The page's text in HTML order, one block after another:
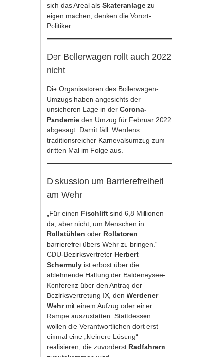
sich das Areal alsSkateranlagezu
eigen machen, denken die Vorort-
Politiker.
Der Bollerwagen rollt auch 2022
nicht
Die Organisatoren des Bollerwagen-
Umzugs haben angesichts der
unsicheren Lage in derCorona-
Pandemieden Umzug für Februar 2022
abgesagt. Damit fällt Werdens
traditionsreicher Karnevalsumzug zum
dritten Mal im Folge aus.
Diskussion um Barrierefreiheit
am Wehr
„Für einen Fischlift sind 6,8 Millionen
da, aber nicht, um Menschen in
Rollstühlenoder Rollatoren
barrierefrei übers Wehr zu bringen.“
CDU-Bezirksvertreter Herbert
Schermuly ist erbost über die
ablehnende Haltung der Baldeneysee-
Konferenz über den Antrag der
Bezirksvertretung IX, denWerdener
Wehr mit einem Aufzug oder einer
Rampe auszustatten. Stattdessen
wollen die Verantwortlichen dort erst
einmal eine „kleinere Lösung“
realisieren, die zuvorderst Radfahrern